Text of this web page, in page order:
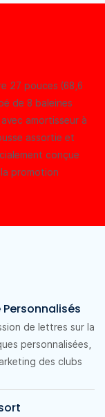
27 pouces (68,6
de 8 baleines
amortisseur à
assortie et
conçue
promotion
Personnalisés
de lettres sur la
personnalisées,
des clubs